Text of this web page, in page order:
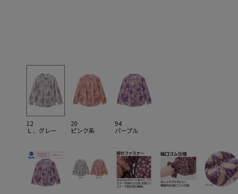
12
Ｌ．グレー
20
ピンク系
94
パープル